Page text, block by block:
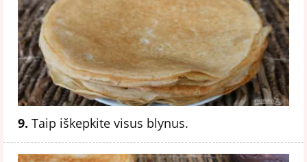
9. Taip iškepkite visus blynus.